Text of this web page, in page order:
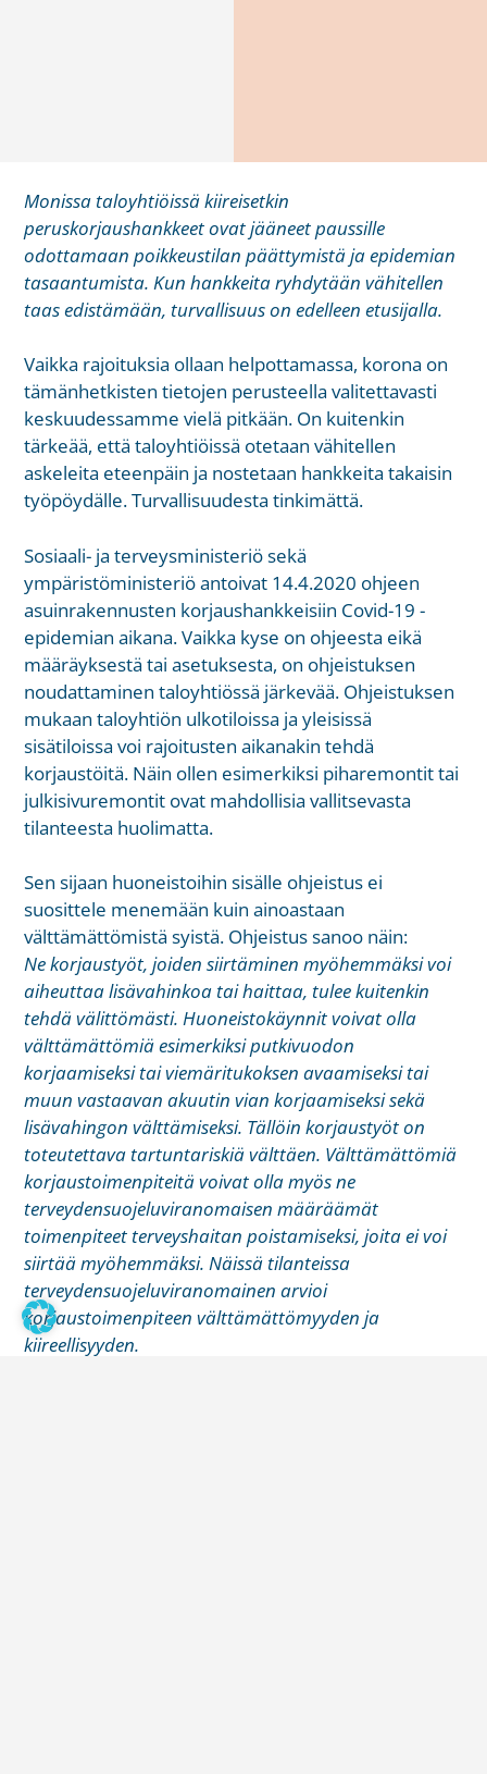
Monissa taloyhtiöissä kiireisetkin
peruskorjaushankkeet ovat jääneet paussille
odottamaan poikkeustilan päättymistä ja epidemian
tasaantumista. Kun hankkeita ryhdytään vähitellen
taas edistämään, turvallisuus on edelleen etusijalla.
Vaikka rajoituksia ollaan helpottamassa, korona on
tämänhetkisten tietojen perusteella valitettavasti
keskuudessamme vielä pitkään. On kuitenkin
tärkeää, että taloyhtiöissä otetaan vähitellen
askeleita eteenpäin ja nostetaan hankkeita takaisin
työpöydälle. Turvallisuudesta tinkimättä.
Sosiaali- ja terveysministeriö sekä
ympäristöministeriö antoivat 14.4.2020 ohjeen
asuinrakennusten korjaushankkeisiin Covid-19 -
epidemian aikana. Vaikka kyse on ohjeesta eikä
määräyksestä tai asetuksesta, on ohjeistuksen
noudattaminen taloyhtiössä järkevää. Ohjeistuksen
mukaan taloyhtiön ulkotiloissa ja yleisissä
sisätiloissa voi rajoitusten aikanakin tehdä
korjaustöitä. Näin ollen esimerkiksi piharemontit tai
julkisivuremontit ovat mahdollisia vallitsevasta
tilanteesta huolimatta.
Sen sijaan huoneistoihin sisälle ohjeistus ei
suosittele menemään kuin ainoastaan
välttämättömistä syistä. Ohjeistus sanoo näin:
Ne korjaustyöt, joiden siirtäminen myöhemmäksi voi
aiheuttaa lisävahinkoa tai haittaa, tulee kuitenkin
tehdä välittömästi. Huoneistokäynnit voivat olla
välttämättömiä esimerkiksi putkivuodon
korjaamiseksi tai viemäritukoksen avaamiseksi tai
muun vastaavan akuutin vian korjaamiseksi sekä
lisävahingon välttämiseksi. Tällöin korjaustyöt on
toteutettava tartuntariskiä välttäen. Välttämättömiä
korjaustoimenpiteitä voivat olla myös ne
terveydensuojeluviranomaisen määräämät
toimenpiteet terveyshaitan poistamiseksi, joita ei voi
siirtää myöhemmäksi. Näissä tilanteissa
terveydensuojeluviranomainen arvioi
korjaustoimenpiteen välttämättömyyden ja
kiireellisyyden.